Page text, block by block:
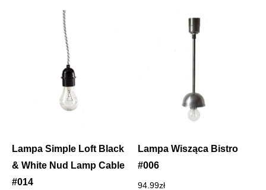
Lampa Simple Loft Black
& White Nud Lamp Cable
#014
Lampa Wisząca Bistro
#006
94.99zł